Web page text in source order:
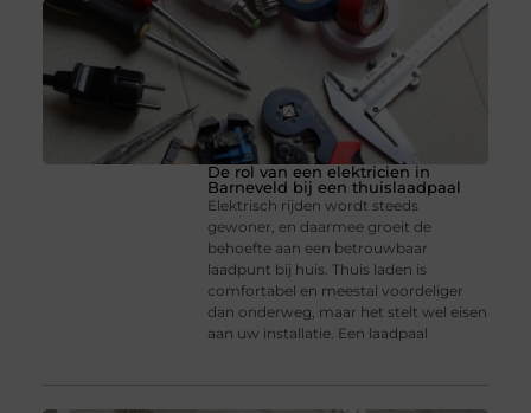
De rol van een elektricien in
Barneveld bij een thuislaadpaal
Elektrisch rijden wordt steeds
gewoner, en daarmee groeit de
behoefte aan een betrouwbaar
laadpunt bij huis. Thuis laden is
comfortabel en meestal voordeliger
dan onderweg, maar het stelt wel eisen
aan uw installatie. Een laadpaal